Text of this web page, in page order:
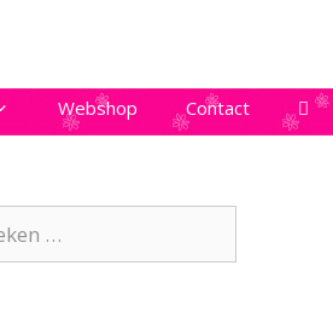
Webshop Contact